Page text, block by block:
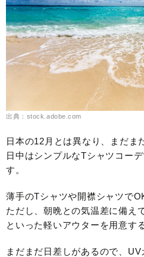
出典：stock.adobe.com
日本の12月とは異なり、まだま
日中はシンプルなTシャツコー
す。
薄手のTシャツや開襟シャツで
ただし、朝晩との気温差に備え
といった軽いアウターを用意す
まだまだ日差しがあるので、